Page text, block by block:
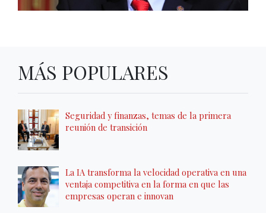
MÁS POPULARES
Seguridad y finanzas, temas de la primera
reunión de transición
La IA transforma la velocidad operativa en una
ventaja competitiva en la forma en que las
empresas operan e innovan